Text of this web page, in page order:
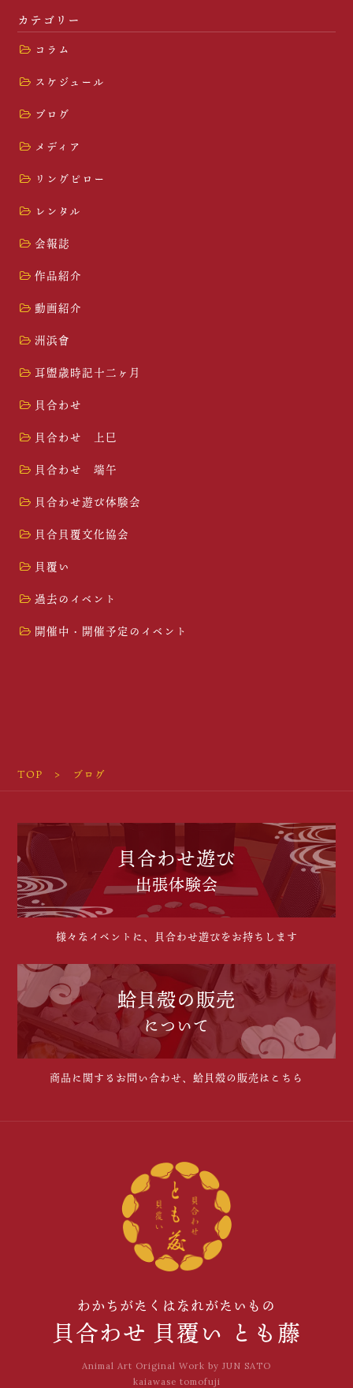
カテゴリー
コラム
スケジュール
ブログ
メディア
リングピロー
レンタル
会報誌
作品紹介
動画紹介
洲浜會
耳盥歳時記十二ヶ月
貝合わせ
貝合わせ 上巳
貝合わせ 端午
貝合わせ遊び体験会
貝合貝覆文化協会
貝覆い
過去のイベント
開催中・開催予定のイベント
TOP ブログ
貝合わせ遊び
出張体験会
様々なイベントに、貝合わせ遊びをお持ちします
蛤貝殻の販売
について
商品に関するお問い合わせ、蛤貝殻の販売はこちら
わかちがたくはなれがたいもの
貝合わせ 貝覆い とも藤
Animal Art Original Work by JUN SATO
kaiawase tomofuji